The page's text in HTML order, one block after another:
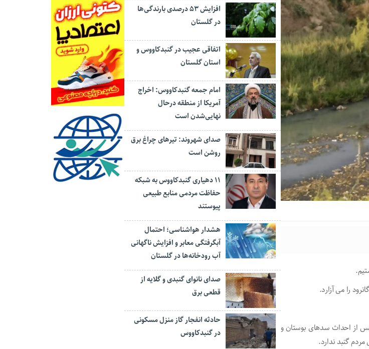
را می آزارد.
از احداث سدهای بوستان و
گنبد ندارد.
افزایش ۵۳ درصدی بارندگی‌ها
در گلستان
اتفاقی عجیب در‌ گنبدکاووس و
استان گلستان
امام جمعه گنبدکاووس: اخراج
آمریکا از منطقه درحال
نهایی‌شدن است
صدای شهروند: تیرهای چراغ برق
روشن است
۱۱ دهیاری گنبدکاووس به شبکه
حفاظت مردمی منابع طبیعی
پیوستند
هشدار هواشناسی؛ احتمال
آبگرفتگی معابر و افزایش ناگهانی
آب رودخانه‌ها در گلستان
صدای نانوای گنبدی و گلایه از
قطعی برق
حادثه انفجار گاز منزل مسکونی
در گنبدکاووس